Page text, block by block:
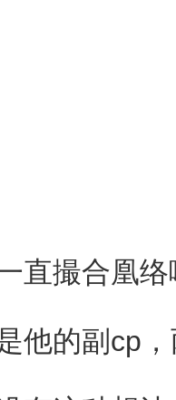
撮合凰络
的副cp，